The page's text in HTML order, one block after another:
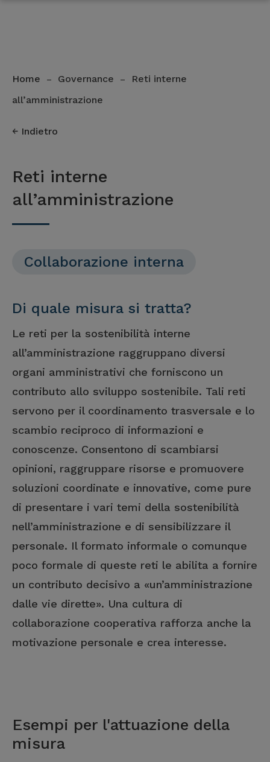
Home – Governance –
Reti interne
all’amministrazione
Indietro
Reti interne
all’amministrazione
Collaborazione interna
Di quale misura si tratta?
Le reti per la sostenibilità interne
all’amministrazione raggruppano diversi
organi amministrativi che forniscono un
contributo allo sviluppo sostenibile. Tali reti
servono per il coordinamento trasversale e lo
scambio reciproco di informazioni e
conoscenze. Consentono di scambiarsi
opinioni, raggruppare risorse e promuovere
soluzioni coordinate e innovative, come pure
di presentare i vari temi della sostenibilità
nell’amministrazione e di sensibilizzare il
personale. Il formato informale o comunque
poco formale di queste reti le abilita a fornire
un contributo decisivo a «un’amministrazione
dalle vie dirette». Una cultura di
collaborazione cooperativa rafforza anche la
motivazione personale e crea interesse.
Esempi per l'attuazione della
misura